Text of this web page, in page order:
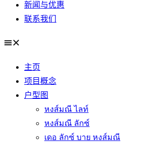
新闻与优惠
联系我们
主页
项目概念
户型图
หงส์มณี ไลท์
หงส์มณี ลักซ์
เดอ ลักซ์ บาย หงส์มณี